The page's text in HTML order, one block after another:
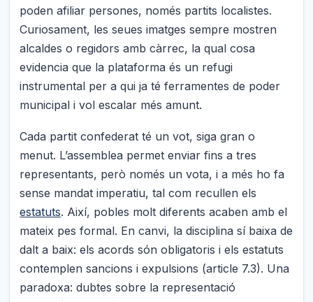
poden afiliar persones, només partits localistes.
Curiosament, les seues imatges sempre mostren
alcaldes o regidors amb càrrec, la qual cosa
evidencia que la plataforma és un refugi
instrumental per a qui ja té ferramentes de poder
municipal i vol escalar més amunt.
Cada partit confederat té un vot, siga gran o
menut. L’assemblea permet enviar fins a tres
representants, però només un vota, i a més ho fa
sense mandat imperatiu, tal com recullen els
estatuts. Així, pobles molt diferents acaben amb el
mateix pes formal. En canvi, la disciplina sí baixa de
dalt a baix: els acords són obligatoris i els estatuts
contemplen sancions i expulsions (article 7.3). Una
paradoxa: dubtes sobre la representació